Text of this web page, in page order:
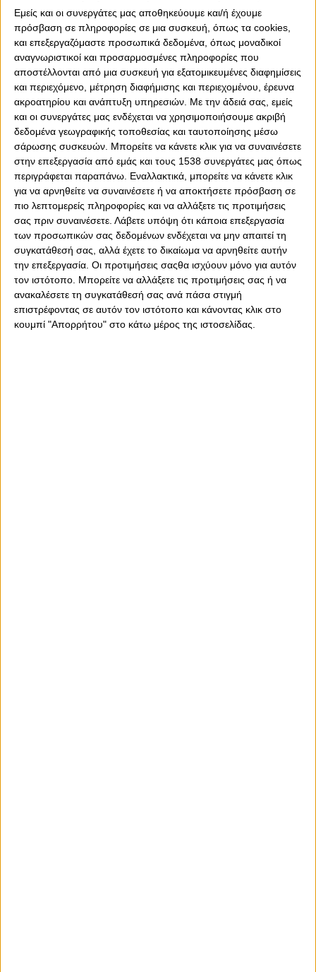
Εμείς και οι συνεργάτες μας αποθηκεύουμε και/ή έχουμε
πρόσβαση σε πληροφορίες σε μια συσκευή, όπως τα cookies,
και επεξεργαζόμαστε προσωπικά δεδομένα, όπως μοναδικοί
αναγνωριστικοί και προσαρμοσμένες πληροφορίες που
αποστέλλονται από μια συσκευή για εξατομικευμένες διαφημίσεις
και περιεχόμενο, μέτρηση διαφήμισης και περιεχομένου, έρευνα
ακροατηρίου και ανάπτυξη υπηρεσιών. Με την άδειά σας, εμείς
και οι συνεργάτες μας ενδέχεται να χρησιμοποιήσουμε ακριβή
δεδομένα γεωγραφικής τοποθεσίας και ταυτοποίησης μέσω
σάρωσης συσκευών. Μπορείτε να κάνετε κλικ για να συναινέσετε
στην επεξεργασία από εμάς και τους 1538 συνεργάτες μας όπως
περιγράφεται παραπάνω. Εναλλακτικά, μπορείτε να κάνετε κλικ
για να αρνηθείτε να συναινέσετε ή να αποκτήσετε πρόσβαση σε
πιο λεπτομερείς πληροφορίες και να αλλάξετε τις προτιμήσεις
σας πριν συναινέσετε. Λάβετε υπόψη ότι κάποια επεξεργασία
των προσωπικών σας δεδομένων ενδέχεται να μην απαιτεί τη
συγκατάθεσή σας, αλλά έχετε το δικαίωμα να αρνηθείτε αυτήν
την επεξεργασία. Οι προτιμήσεις σαςθα ισχύουν μόνο για αυτόν
τον ιστότοπο. Μπορείτε να αλλάξετε τις προτιμήσεις σας ή να
ανακαλέσετε τη συγκατάθεσή σας ανά πάσα στιγμή
επιστρέφοντας σε αυτόν τον ιστότοπο και κάνοντας κλικ στο
κουμπί "Απορρήτου" στο κάτω μέρος της ιστοσελίδας.
Δευτέρα, 17 Απριλίου 2023 - 20:12
Η Μπεσίκτας αγόρασε τον
Μαζουακού
Η τουρκική ομάδα ανακοίνωσε την απόκτηση του πρώην
ποδοσφαιριστή του Ολυμπιακού, Αρτούρ Μαζουακού.